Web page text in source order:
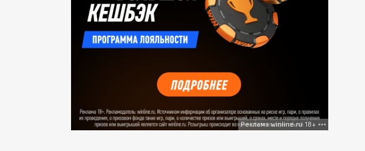
Реклама winline.ru 18+